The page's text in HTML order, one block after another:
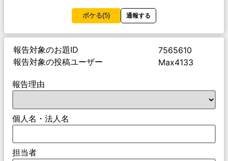
ボケる(5) 通報する
報告対象のお題ID
7565610
報告対象の投稿ユーザー
Max4133
報告理由
個人名・法人名
担当者